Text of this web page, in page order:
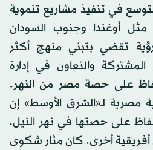
في تنفيذ مشاريع تنموية
أوغندا وجنوب السودان
رؤية تقضي بتبني منهج أكثر
والتعاون في إدارة
على حصة مصر من النهر.
مصرية لـ«الشرق الأوسط» إن
على حصتها في نهر النيل،
فيه 10 دول أفريقية أخرى، كان مثار شكوى